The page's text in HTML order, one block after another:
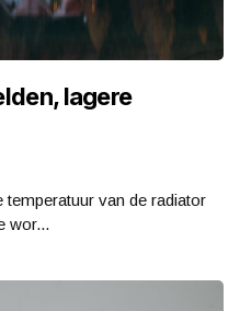
lagere
van de radiator
wor...